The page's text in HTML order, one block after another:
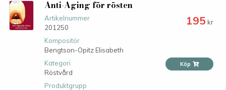
Anti-Aging för rösten
Artikelnummer
201250
Kompositör
Bengtson-Opitz Elisabeth
Kategori
Röstvård
Produktgrupp
195 kr
Köp